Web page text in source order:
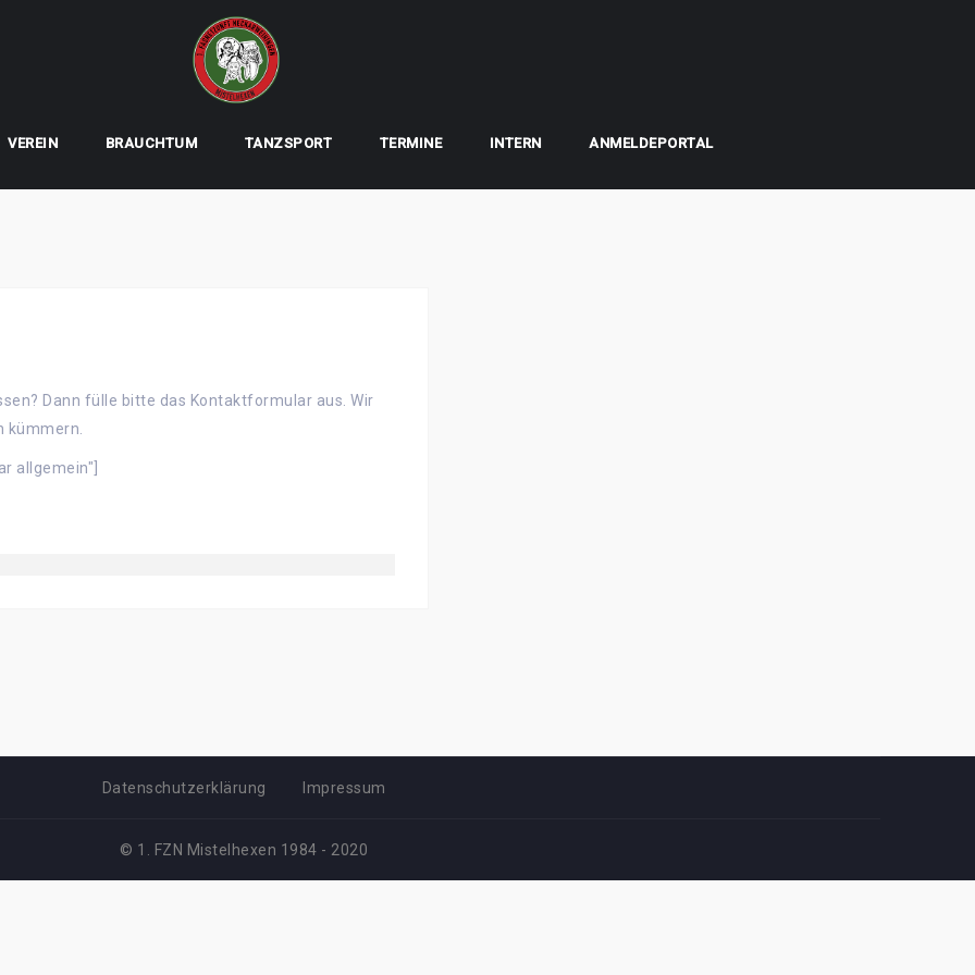
VEREIN BRAUCHTUM TANZSPORT TERMINE INTERN ANMELDEPORTAL
Dann fülle bitte das Kontaktformular aus. Wir
kümmern.
allgemein"]
Datenschutzerklärung Impressum
© 1. FZN Mistelhexen 1984 - 2020